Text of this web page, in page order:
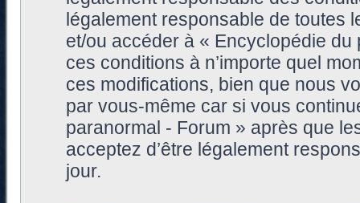
légalement responsable de toutes
et/ou accéder à « Encyclopédie
ces conditions à n’importe quel
ces modifications, bien que nous
par vous-même car si vous
paranormal - Forum » après que
acceptez d’être légalement
jour.